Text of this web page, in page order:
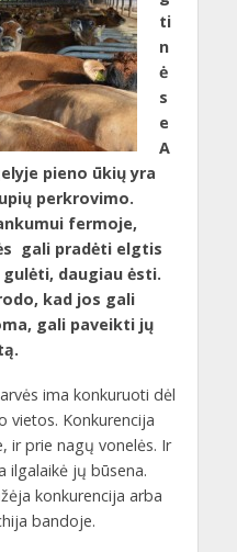
ti
n
ė
s
e
A
pieno ūkių yra
perkrovimo.
fermoje,
gali pradėti elgtis
daugiau ėsti.
kad jos gali
gali paveikti jų
ima konkuruoti dėl
vietos. Konkurencija
ir prie nagų vonelės. Ir
ilgalaikė jų būsena.
konkurencija arba
bandoje.